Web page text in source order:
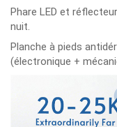
Phare LED et
nuit.
Planche à pieds
(électronique +